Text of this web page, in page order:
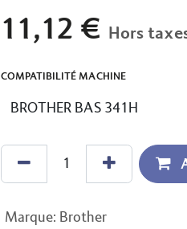
11,12 € Hors
COMPATIBILITÉ MACHINE
Marque: Brother